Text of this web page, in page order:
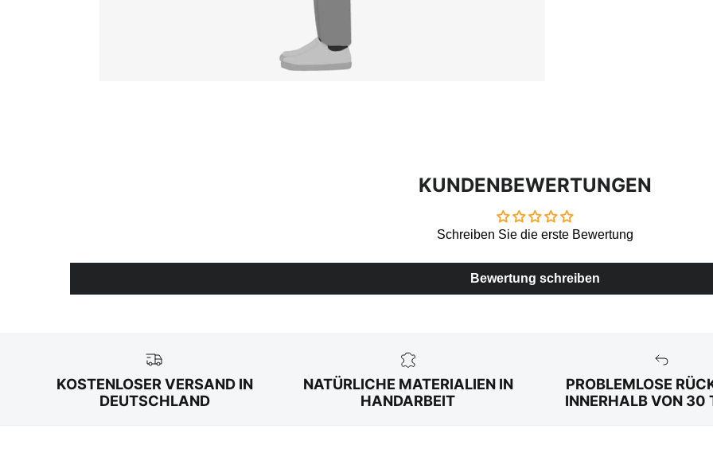
KUNDENBEWERTUNGEN
Schreiben Sie die erste Bewertung
Bewertung schreiben
KOSTENLOSER VERSAND IN
DEUTSCHLAND
NATÜRLICHE MATERIALIEN IN
HANDARBEIT
PROBLEMLOSE
INNERHALB VON 30